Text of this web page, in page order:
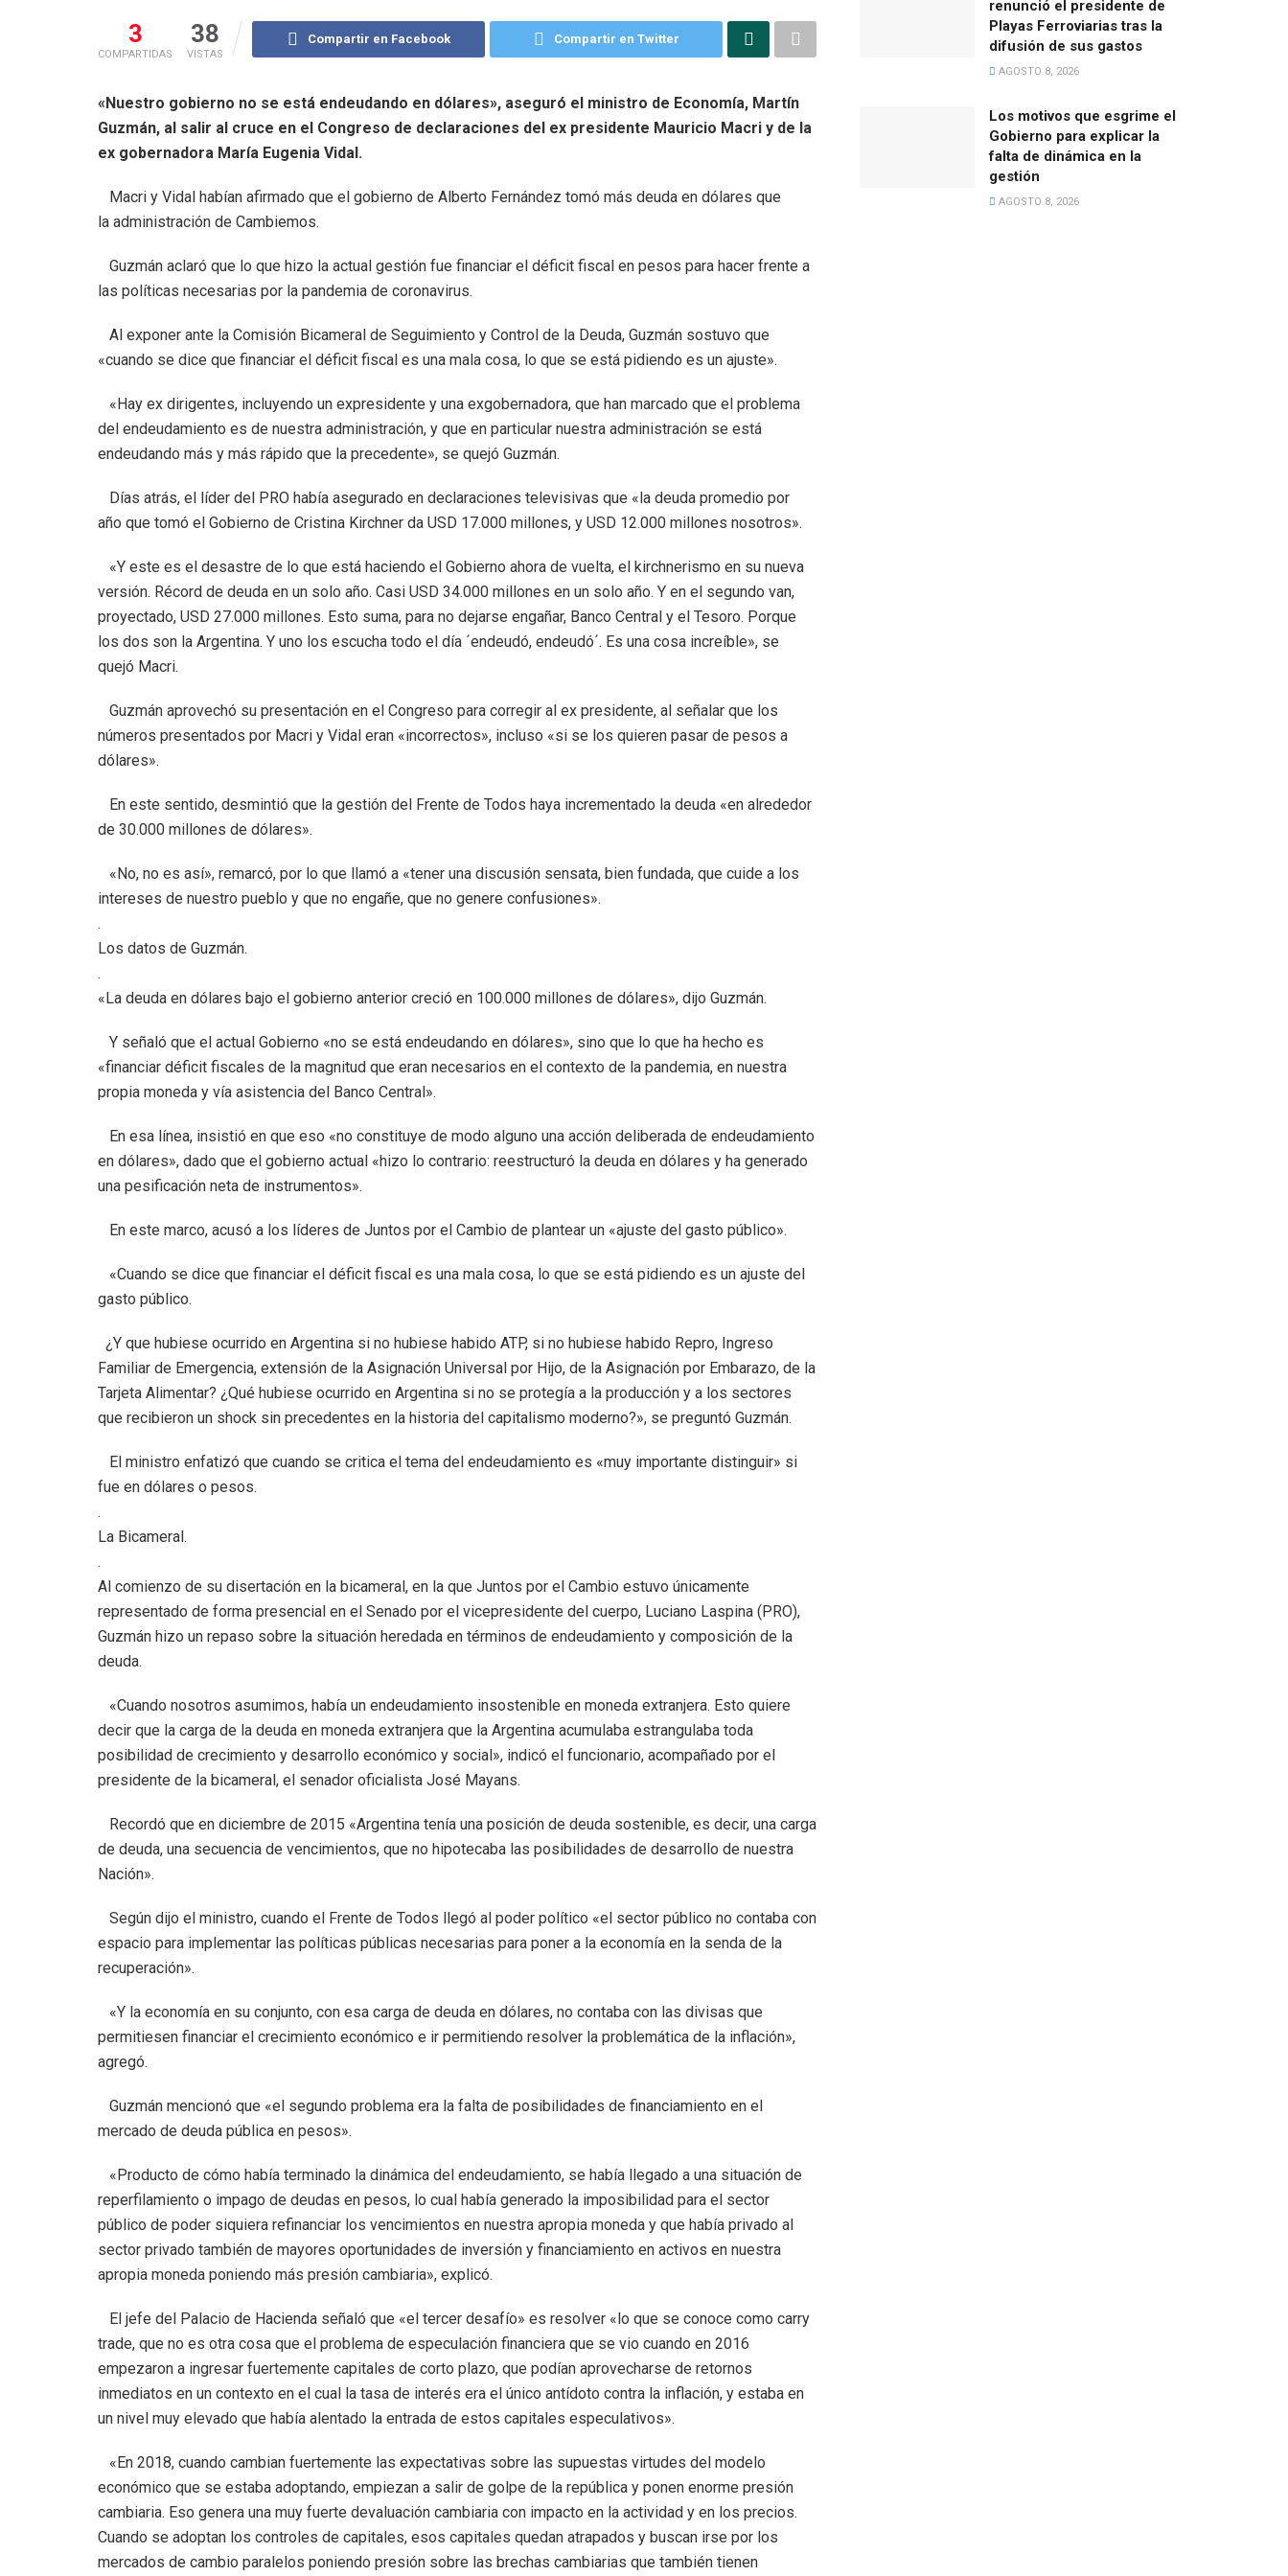
3
COMPARTIDAS
38
VISTAS
Compartir en Facebook Compartir en Twitter
«Nuestro gobierno no se está endeudando en dólares», aseguró el ministro de Economía, Martín
Guzmán, al salir al cruce en el Congreso de declaraciones del ex presidente Mauricio Macri y de la
ex gobernadora María Eugenia Vidal.
Macri y Vidal habían afirmado que el gobierno de Alberto Fernández tomó más deuda en dólares que
la administración de Cambiemos.
Guzmán aclaró que lo que hizo la actual gestión fue financiar el déficit fiscal en pesos para hacer frente a
las políticas necesarias por la pandemia de coronavirus.
Al exponer ante la Comisión Bicameral de Seguimiento y Control de la Deuda, Guzmán sostuvo que
«cuando se dice que financiar el déficit fiscal es una mala cosa, lo que se está pidiendo es un ajuste».
«Hay ex dirigentes, incluyendo un expresidente y una exgobernadora, que han marcado que el problema
del endeudamiento es de nuestra administración, y que en particular nuestra administración se está
endeudando más y más rápido que la precedente», se quejó Guzmán.
Días atrás, el líder del PRO había asegurado en declaraciones televisivas que «la deuda promedio por
año que tomó el Gobierno de Cristina Kirchner da USD 17.000 millones, y USD 12.000 millones nosotros».
«Y este es el desastre de lo que está haciendo el Gobierno ahora de vuelta, el kirchnerismo en su nueva
versión. Récord de deuda en un solo año. Casi USD 34.000 millones en un solo año. Y en el segundo van,
proyectado, USD 27.000 millones. Esto suma, para no dejarse engañar, Banco Central y el Tesoro. Porque
los dos son la Argentina. Y uno los escucha todo el día ´endeudó, endeudó´. Es una cosa increíble», se
quejó Macri.
Guzmán aprovechó su presentación en el Congreso para corregir al ex presidente, al señalar que los
números presentados por Macri y Vidal eran «incorrectos», incluso «si se los quieren pasar de pesos a
dólares».
En este sentido, desmintió que la gestión del Frente de Todos haya incrementado la deuda «en alrededor
de 30.000 millones de dólares».
«No, no es así», remarcó, por lo que llamó a «tener una discusión sensata, bien fundada, que cuide a los
intereses de nuestro pueblo y que no engañe, que no genere confusiones».
.
Los datos de Guzmán.
.
«La deuda en dólares bajo el gobierno anterior creció en 100.000 millones de dólares», dijo Guzmán.
Y señaló que el actual Gobierno «no se está endeudando en dólares», sino que lo que ha hecho es
«financiar déficit fiscales de la magnitud que eran necesarios en el contexto de la pandemia, en nuestra
propia moneda y vía asistencia del Banco Central».
En esa línea, insistió en que eso «no constituye de modo alguno una acción deliberada de endeudamiento
en dólares», dado que el gobierno actual «hizo lo contrario: reestructuró la deuda en dólares y ha generado
una pesificación neta de instrumentos».
En este marco, acusó a los líderes de Juntos por el Cambio de plantear un «ajuste del gasto público».
«Cuando se dice que financiar el déficit fiscal es una mala cosa, lo que se está pidiendo es un ajuste del
gasto público.
¿Y que hubiese ocurrido en Argentina si no hubiese habido ATP, si no hubiese habido Repro, Ingreso
Familiar de Emergencia, extensión de la Asignación Universal por Hijo, de la Asignación por Embarazo, de la
Tarjeta Alimentar? ¿Qué hubiese ocurrido en Argentina si no se protegía a la producción y a los sectores
que recibieron un shock sin precedentes en la historia del capitalismo moderno?», se preguntó Guzmán.
El ministro enfatizó que cuando se critica el tema del endeudamiento es «muy importante distinguir» si
fue en dólares o pesos.
.
La Bicameral.
.
Al comienzo de su disertación en la bicameral, en la que Juntos por el Cambio estuvo únicamente
representado de forma presencial en el Senado por el vicepresidente del cuerpo, Luciano Laspina (PRO),
Guzmán hizo un repaso sobre la situación heredada en términos de endeudamiento y composición de la
deuda.
«Cuando nosotros asumimos, había un endeudamiento insostenible en moneda extranjera. Esto quiere
decir que la carga de la deuda en moneda extranjera que la Argentina acumulaba estrangulaba toda
posibilidad de crecimiento y desarrollo económico y social», indicó el funcionario, acompañado por el
presidente de la bicameral, el senador oficialista José Mayans.
Recordó que en diciembre de 2015 «Argentina tenía una posición de deuda sostenible, es decir, una carga
de deuda, una secuencia de vencimientos, que no hipotecaba las posibilidades de desarrollo de nuestra
Nación».
Según dijo el ministro, cuando el Frente de Todos llegó al poder político «el sector público no contaba con
espacio para implementar las políticas públicas necesarias para poner a la economía en la senda de la
recuperación».
«Y la economía en su conjunto, con esa carga de deuda en dólares, no contaba con las divisas que
permitiesen financiar el crecimiento económico e ir permitiendo resolver la problemática de la inflación»,
agregó.
Guzmán mencionó que «el segundo problema era la falta de posibilidades de financiamiento en el
mercado de deuda pública en pesos».
«Producto de cómo había terminado la dinámica del endeudamiento, se había llegado a una situación de
reperfilamiento o impago de deudas en pesos, lo cual había generado la imposibilidad para el sector
público de poder siquiera refinanciar los vencimientos en nuestra apropia moneda y que había privado al
sector privado también de mayores oportunidades de inversión y financiamiento en activos en nuestra
apropia moneda poniendo más presión cambiaria», explicó.
El jefe del Palacio de Hacienda señaló que «el tercer desafío» es resolver «lo que se conoce como carry
trade, que no es otra cosa que el problema de especulación financiera que se vio cuando en 2016
empezaron a ingresar fuertemente capitales de corto plazo, que podían aprovecharse de retornos
inmediatos en un contexto en el cual la tasa de interés era el único antídoto contra la inflación, y estaba en
un nivel muy elevado que había alentado la entrada de estos capitales especulativos».
«En 2018, cuando cambian fuertemente las expectativas sobre las supuestas virtudes del modelo
económico que se estaba adoptando, empiezan a salir de golpe de la república y ponen enorme presión
cambiaria. Eso genera una muy fuerte devaluación cambiaria con impacto en la actividad y en los precios.
Cuando se adoptan los controles de capitales, esos capitales quedan atrapados y buscan irse por los
mercados de cambio paralelos poniendo presión sobre las brechas cambiarias que también tienen
renunció el presidente de
Playas Ferroviarias tras la
difusión de sus gastos
AGOSTO 8, 2026
Los motivos que esgrime el
Gobierno para explicar la
falta de dinámica en la
gestión
AGOSTO 8, 2026